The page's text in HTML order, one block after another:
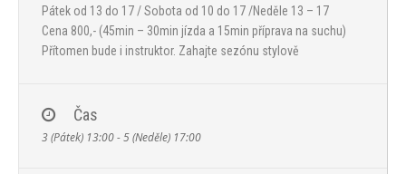
Pátek od 13 do 17 / Sobota od 10 do 17 /Neděle 13 – 17
Cena 800,- (45min – 30min jízda a 15min příprava na suchu)
Přítomen bude i instruktor. Zahajte sezónu stylově
Čas
3 (Pátek) 13:00 - 5 (Neděle) 17:00